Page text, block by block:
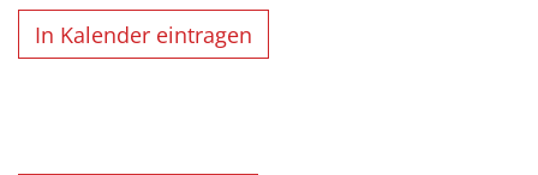
In Kalender eintragen